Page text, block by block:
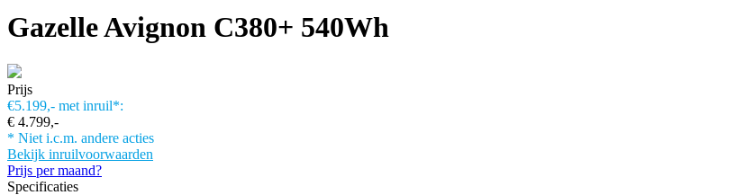
Gazelle Avignon C380+ 540Wh
Prijs
€5.199,- met inruil*:
€ 4.799,-
* Niet i.c.m. andere acties
Bekijk inruilvoorwaarden
Prijs per maand?
Specificaties